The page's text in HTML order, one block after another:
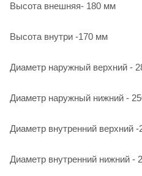
Высота внешняя- 180 мм
Высота внутри -170 мм
Диаметр наружный верхний -
Диаметр наружный нижний -
Диаметр внутренний верхний
Диаметр внутренний нижний -